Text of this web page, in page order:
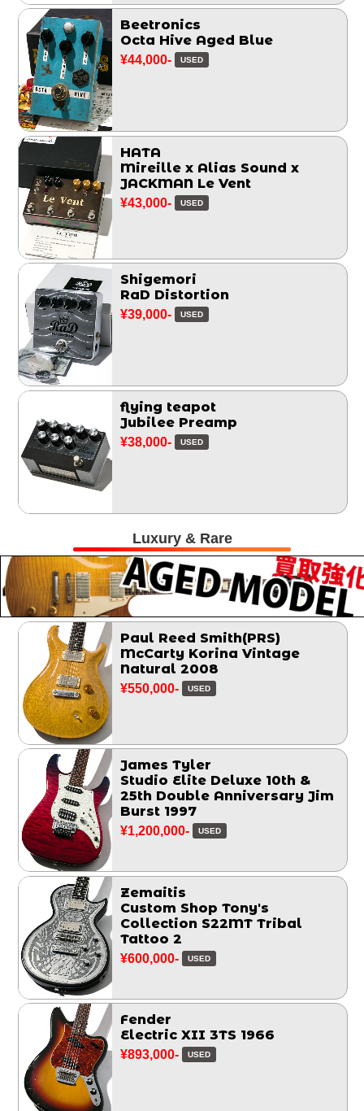
Beetronics
Octa Hive Aged Blue
¥44,000- USED
HATA
Mireille x Alias Sound x
JACKMAN Le Vent
¥43,000- USED
Shigemori
RaD Distortion
¥39,000- USED
flying teapot
Jubilee Preamp
¥38,000- USED
Luxury & Rare
Paul Reed Smith(PRS)
McCarty Korina Vintage
Natural 2008
¥550,000- USED
James Tyler
Studio Elite Deluxe 10th &
25th Double Anniversary Jim
Burst 1997
¥1,200,000- USED
Zemaitis
Custom Shop Tony's
Collection S22MT Tribal
Tattoo 2
¥600,000- USED
Fender
Electric XII 3TS 1966
¥893,000- USED